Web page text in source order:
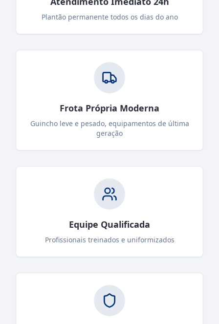
Plantão permanente todos os dias do ano
Frota Própria Moderna
Guincho leve e pesado, equipamentos de última
geração
Equipe Qualificada
Profissionais treinados e uniformizados